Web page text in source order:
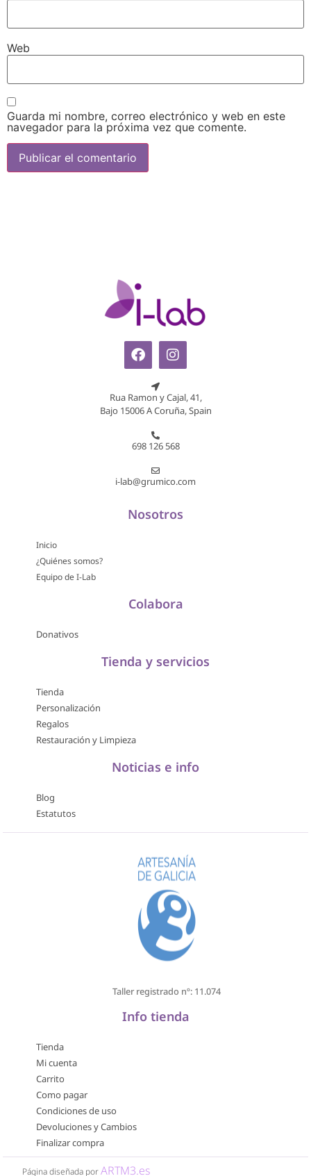
Web
Guarda mi nombre, correo electrónico y web en este
navegador para la próxima vez que comente.
Rua Ramon y Cajal, 41,
Bajo 15006 A Coruña, Spain
698 126 568
i-lab@grumico.com
Nosotros
Inicio
¿Quiénes somos?
Equipo de I-Lab
Colabora
Donativos
Tienda y servicios
Tienda
Personalización
Regalos
Restauración y Limpieza
Noticias e info
Blog
Estatutos
Taller registrado nº: 11.074
Info tienda
Tienda
Mi cuenta
Carrito
Como pagar
Condiciones de uso
Devoluciones y Cambios
Finalizar compra
Página diseñada porARTM3.es